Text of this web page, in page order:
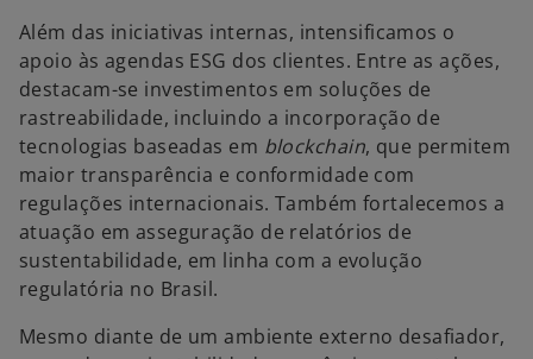
Além das iniciativas internas, intensificamos o
apoio às agendas ESG dos clientes. Entre as ações,
destacam-se investimentos em soluções de
rastreabilidade, incluindo a incorporação de
tecnologias baseadas em blockchain, que permitem
maior transparência e conformidade com
regulações internacionais. Também fortalecemos a
atuação em asseguração de relatórios de
sustentabilidade, em linha com a evolução
regulatória no Brasil.
Mesmo diante de um ambiente externo desafiador,